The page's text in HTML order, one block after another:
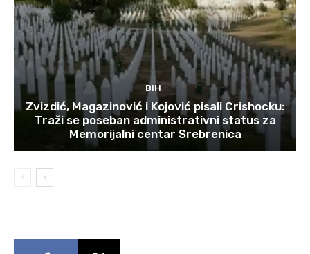
BIH
Zvizdić, Magazinović i Kojović pisali Crishocku:
Traži se poseban administrativni status za
Memorijalni centar Srebrenica